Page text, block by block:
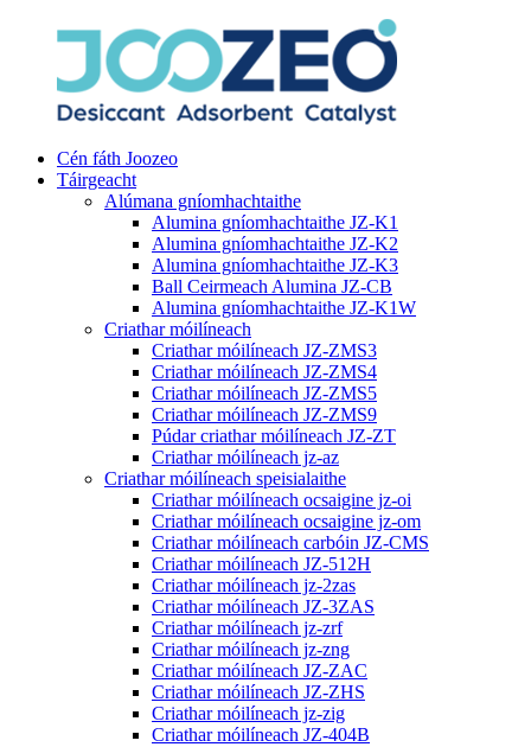
Cén fáth Joozeo
Táirgeacht
Alúmana gníomhachtaithe
Alumina gníomhachtaithe JZ-K1
Alumina gníomhachtaithe JZ-K2
Alumina gníomhachtaithe JZ-K3
Ball Ceirmeach Alumina JZ-CB
Alumina gníomhachtaithe JZ-K1W
Criathar móilíneach
Criathar móilíneach JZ-ZMS3
Criathar móilíneach JZ-ZMS4
Criathar móilíneach JZ-ZMS5
Criathar móilíneach JZ-ZMS9
Púdar criathar móilíneach JZ-ZT
Criathar móilíneach jz-az
Criathar móilíneach speisialaithe
Criathar móilíneach ocsaigine jz-oi
Criathar móilíneach ocsaigine jz-om
Criathar móilíneach carbóin JZ-CMS
Criathar móilíneach JZ-512H
Criathar móilíneach jz-2zas
Criathar móilíneach JZ-3ZAS
Criathar móilíneach jz-zrf
Criathar móilíneach jz-zng
Criathar móilíneach JZ-ZAC
Criathar móilíneach JZ-ZHS
Criathar móilíneach jz-zig
Criathar móilíneach JZ-404B